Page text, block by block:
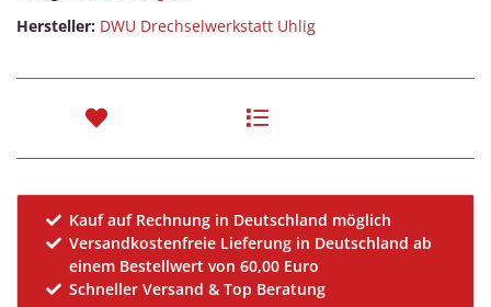
Hersteller: DWU Drechselwerkstatt Uhlig
Kauf auf Rechnung in Deutschland möglich
Versandkostenfreie Lieferung in Deutschland ab
einem Bestellwert von 60,00 Euro
Schneller Versand & Top Beratung